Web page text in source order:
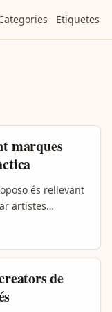
Etiquetes
marques
és rellevant
artistes
molt actives
Roposo
i micro-
promocionar
de